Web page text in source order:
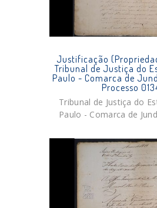
Justificação
Tribunal de Justiça do
Paulo - Comarca de
Processo
Tribunal de Justiça do
Paulo - Comarca de